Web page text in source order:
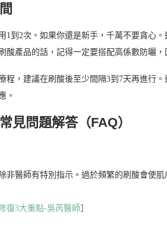
1到2次。如果你還是新手，千萬不要貪心
酸產品的話，記得一定要搭配高係數防曬
程，建議在刷酸後至少間隔3到7天再進行
。
見問題解答（FAQ）
非醫師有特別指示。過於頻繁的刷酸會使肌
復3大重點-吳芮醫師】